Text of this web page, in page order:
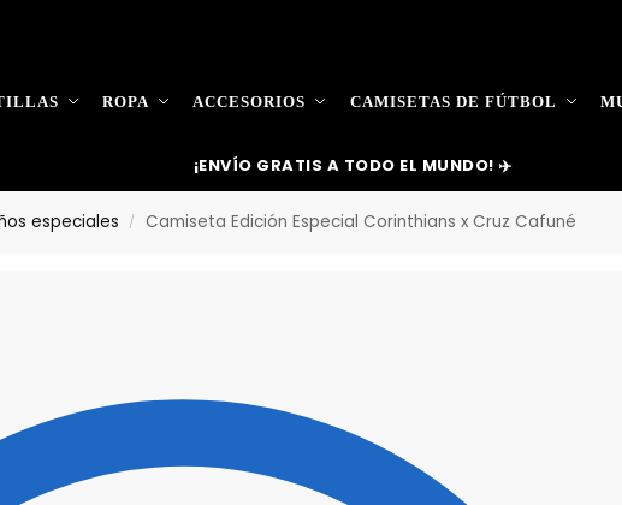
ROPA ACCESORIOS CAMISETAS DE FÚTBOL
¡ENVÍO GRATIS A TODO EL MUNDO! ✈️
especiales / Camiseta Edición Especial Corinthians x Cruz Cafuné